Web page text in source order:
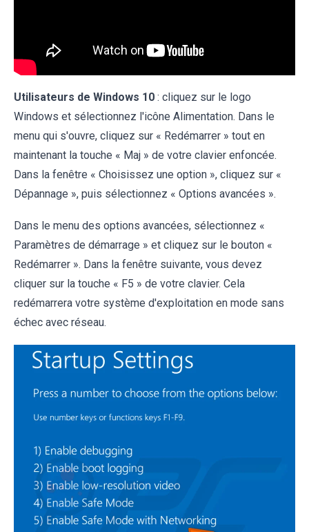
Utilisateurs de Windows 10 : cliquez sur le logo
Windows et sélectionnez l'icône Alimentation. Dans le
menu qui s'ouvre, cliquez sur « Redémarrer » tout en
maintenant la touche « Maj » de votre clavier enfoncée.
Dans la fenêtre « Choisissez une option », cliquez sur «
Dépannage », puis sélectionnez « Options avancées ».
Dans le menu des options avancées, sélectionnez «
Paramètres de démarrage » et cliquez sur le bouton «
Redémarrer ». Dans la fenêtre suivante, vous devez
cliquer sur la touche « F5 » de votre clavier. Cela
redémarrera votre système d'exploitation en mode sans
échec avec réseau.